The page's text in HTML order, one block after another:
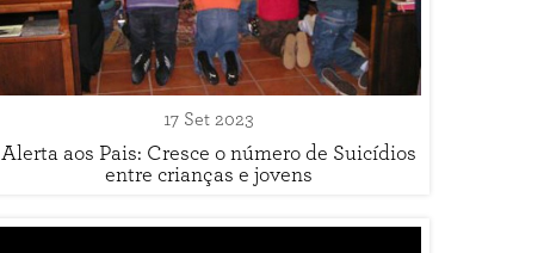
17 Set 2023
Alerta aos Pais: Cresce o número de Suicídios
entre crianças e jovens